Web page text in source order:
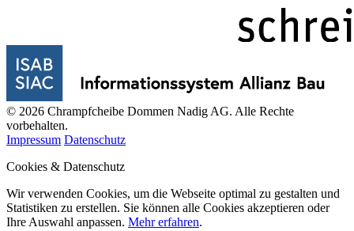
© 2026 Chrampfcheibe Dommen Nadig AG. Alle Rechte
vorbehalten.
Impressum Datenschutz
Cookies & Datenschutz
Wir verwenden Cookies, um die Webseite optimal zu gestalten und
Statistiken zu erstellen. Sie können alle Cookies akzeptieren oder
Ihre Auswahl anpassen. Mehr erfahren.